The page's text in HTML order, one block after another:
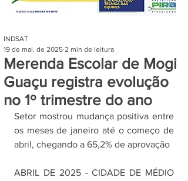
Merenda Escolar de Mogi
Guaçu registra evolução
no 1º trimestre do ano
INDSAT
19 de mai. de 2025 2 min de leitura
Setor mostrou mudança positiva entre
os meses de janeiro até o começo de
abril, chegando a 65,2% de aprovação
ABRIL DE 2025 - CIDADE DE MÉDIO